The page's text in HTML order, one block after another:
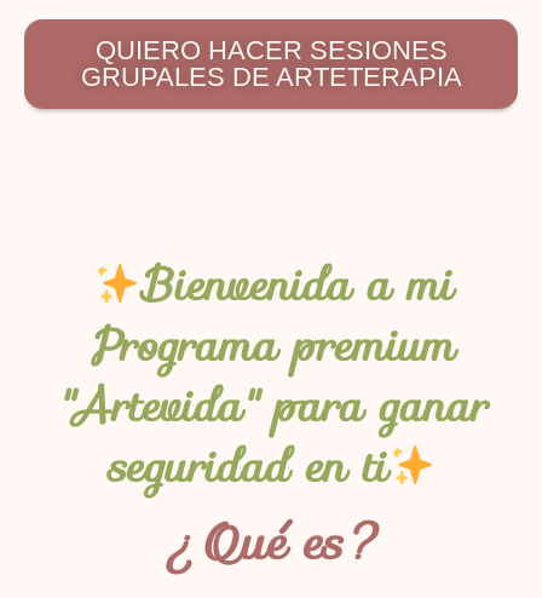
QUIERO HACER SESIONES
GRUPALES DE ARTETERAPIA
Bienvenida a mi
Programa premium
"Artevida" para ganar
seguridad en ti
¿Qué es?